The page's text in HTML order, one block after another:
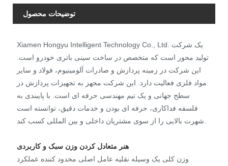
توضیحات محصول
Xiamen Hongyu Intelligent Technology Co., Ltd. یک شرکت
تولید محور است که متخصص در ساخت سینی باتری خودرو است.
این شرکت در زمینه پردازش و صادرات آلومینیوم، فولاد و سایر
مواد فلزی فعالیت دارد. این شرکت مجهز به تجهیزات پردازش در
سطح جهانی و یک تیم مهندسی حرفه ای است. با پایبندی به
فلسفه فداکاری، حرفه ای بودن و خدمات دقیق، توانسته است
هنر متعادل کردن وزن سبک و کاربردی
وزن کلی یک وسیله نقلیه عامل اصلی محدود کننده عملکرد